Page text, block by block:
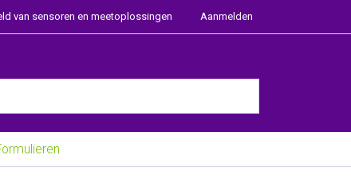
van sensoren en meetoplossingen Aanmelden